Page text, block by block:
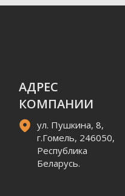
АДРЕС
КОМПАНИИ
ул. Пушкина, 8,
г.Гомель, 246050,
Республика
Беларусь.